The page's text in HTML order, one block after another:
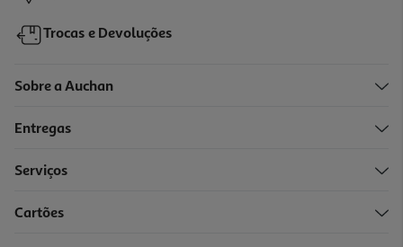
Trocas e Devoluções
Sobre a Auchan
Entregas
Serviços
Cartões